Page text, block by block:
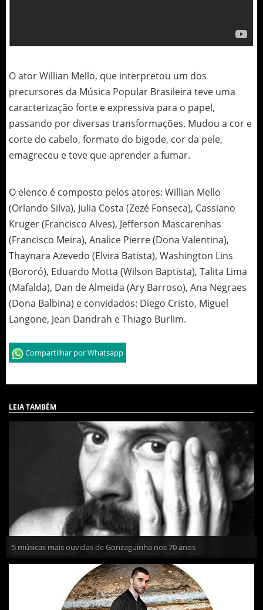
O ator Willian Mello, que interpretou um dos
precursores da Música Popular Brasileira teve uma
caracterização forte e expressiva para o papel,
passando por diversas transformações. Mudou a cor e
corte do cabelo, formato do bigode, cor da pele,
emagreceu e teve que aprender a fumar.
O elenco é composto pelos atores: Willian Mello
(Orlando Silva), Julia Costa (Zezé Fonseca), Cassiano
Kruger (Francisco Alves), Jefferson Mascarenhas
(Francisco Meira), Analice Pierre (Dona Valentina),
Thaynara Azevedo (Elvira Batista), Washington Lins
(Bororó), Eduardo Motta (Wilson Baptista), Talita Lima
(Mafalda), Dan de Almeida (Ary Barroso), Ana Negraes
(Dona Balbina) e convidados: Diego Cristo, Miguel
Langone, Jean Dandrah e Thiago Burlim.
Compartilhar por Whatsapp
LEIA TAMBÉM
5 músicas mais ouvidas de Gonzaguinha nos 70 anos